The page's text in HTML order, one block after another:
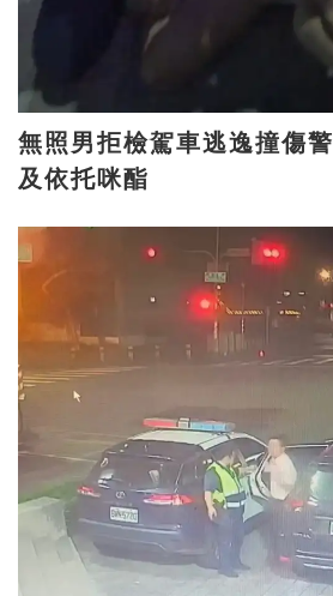
無照男拒檢駕車逃逸撞傷警 車內起出安毒
及依托咪酯